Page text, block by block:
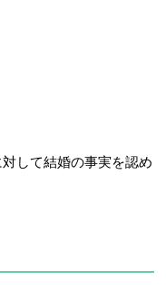
して結婚の事実を認め